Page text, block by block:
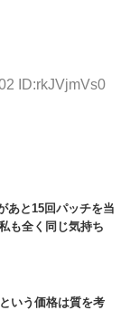
ID:rkJVjmVs0
あと15回パッチを当
も全く同じ気持ち
いう価格は質を考